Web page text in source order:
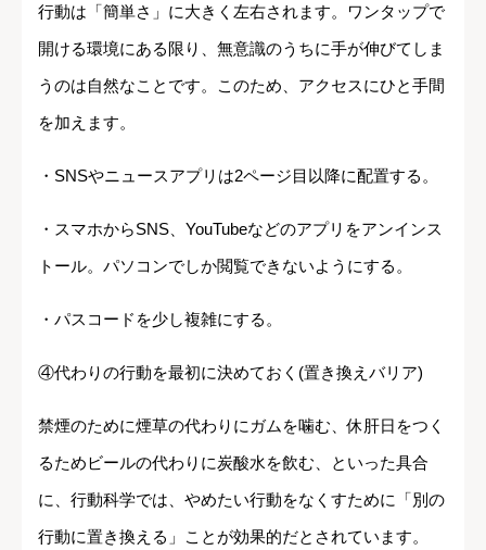
行動は「簡単さ」に大きく左右されます。ワンタップで
開ける環境にある限り、無意識のうちに手が伸びてしま
うのは自然なことです。このため、アクセスにひと手間
を加えます。
・SNSやニュースアプリは2ページ目以降に配置する。
・スマホからSNS、YouTubeなどのアプリをアンインス
トール。パソコンでしか閲覧できないようにする。
・パスコードを少し複雑にする。
④代わりの行動を最初に決めておく(置き換えバリア)
禁煙のために煙草の代わりにガムを噛む、休肝日をつく
るためビールの代わりに炭酸水を飲む、といった具合
に、行動科学では、やめたい行動をなくすために「別の
行動に置き換える」ことが効果的だとされています。